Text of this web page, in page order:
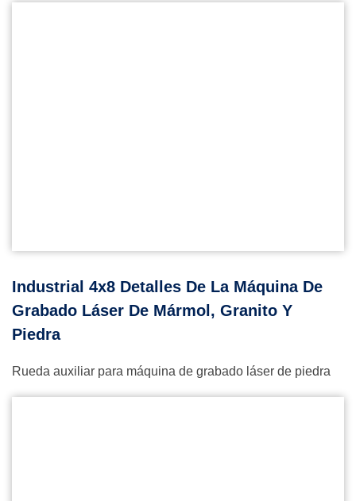
Industrial 4x8 Detalles De La Máquina De
Grabado Láser De Mármol, Granito Y
Piedra
Rueda auxiliar para máquina de grabado láser de piedra